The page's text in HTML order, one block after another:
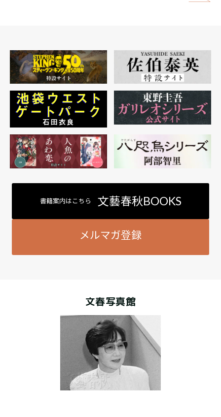
書籍案内はこちら 文藝春秋BOOKS
メルマガ登録
文春写真館